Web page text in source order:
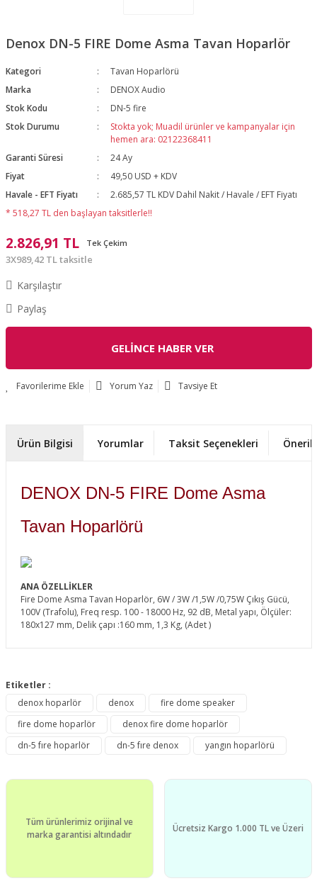
Denox DN-5 FIRE Dome Asma Tavan Hoparlör
Kategori
Tavan Hoparlörü
Marka
DENOX Audio
Stok Kodu
DN-5 fire
Stok Durumu
Stokta yok; Muadil ürünler ve kampanyalar için
hemen ara: 02122368411
Garanti Süresi
24 Ay
Fiyat
49,50 USD + KDV
Havale - EFT Fiyatı
2.685,57 TL KDV Dahil Nakit / Havale / EFT Fiyatı
* 518,27 TL den başlayan taksitlerle!!
2.826,91 TL Tek Çekim
3X989,42 TL taksitle
Karşılaştır
Paylaş
GELİNCE HABER VER
Yorum Yaz Tavsiye Et
Ürün Bilgisi Yorumlar Taksit Seçenekleri
DENOX DN-5 FIRE Dome Asma
Tavan Hoparlörü
ANA ÖZELLİKLER
Fire Dome Asma Tavan Hoparlör, 6W / 3W /1,5W /0,75W Çıkış Gücü,
100V (Trafolu), Freq resp. 100 - 18000 Hz, 92 dB, Metal yapı, Ölçüler:
180x127 mm, Delik çapı :160 mm, 1,3 Kg, (Adet )
konularda yetersiz gördüğünüz noktaları öneri formunu
Görüş ve önerileriniz için teşekkür ederiz.
Ürün resmi kalitesiz, bozuk veya görüntülenemiyor.
Ürün bilgilerinde hatalar bulunuyor.
Bu ürüne benzer farklı alternatifler olmalı.
Etiketler :
denox hoparlör
denox
fire dome speaker
fire dome hoparlör
denox fire dome hoparlör
dn-5 fıre hoparlör
dn-5 fıre denox yangın hoparlörü
Tüm ürünlerimiz orijinal ve
marka garantisi altındadır
Ücretsiz Kargo 1.000 TL ve Üzeri